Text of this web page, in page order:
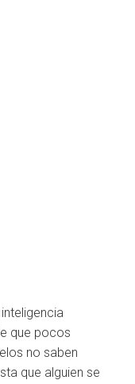
que pocos
no saben
que alguien se